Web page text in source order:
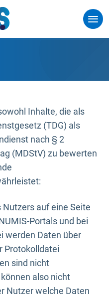
Inhalte, die als
(TDG) als
nach § 2
(MDStV) zu bewerten
auf eine Seite
Portals und bei
werden Daten über
Protokolldatei
sind nicht
also nicht
Nutzer welche Daten